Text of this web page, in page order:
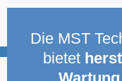
Die MST
bietet